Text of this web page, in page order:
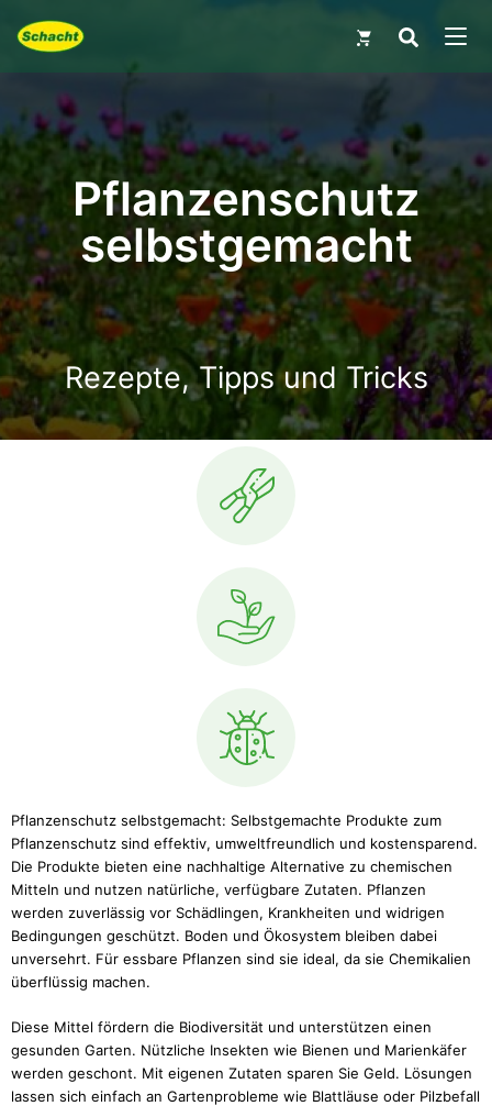
Pflanzenschutz
selbstgemacht
Rezepte, Tipps und Tricks
Pflanzenschutz selbstgemacht: Selbstgemachte Produkte zum
Pflanzenschutz sind effektiv, umweltfreundlich und kostensparend.
Die Produkte bieten eine nachhaltige Alternative zu chemischen
Mitteln und nutzen natürliche, verfügbare Zutaten. Pflanzen
werden zuverlässig vor Schädlingen, Krankheiten und widrigen
Bedingungen geschützt. Boden und Ökosystem bleiben dabei
unversehrt. Für essbare Pflanzen sind sie ideal, da sie Chemikalien
überflüssig machen.
Diese Mittel fördern die Biodiversität und unterstützen einen
gesunden Garten. Nützliche Insekten wie Bienen und Marienkäfer
werden geschont. Mit eigenen Zutaten sparen Sie Geld. Lösungen
lassen sich einfach an Gartenprobleme wie Blattläuse oder Pilzbefall